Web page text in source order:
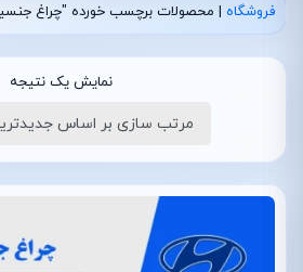
فروشگاه | محصولات برچسب خورده "چراغ
نمایش یک نتیجه